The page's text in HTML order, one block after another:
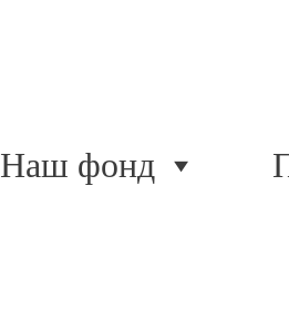
Наш фонд